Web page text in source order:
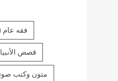
فقه عام
قصص
متون وكتب